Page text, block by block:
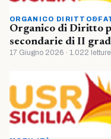
ORGANICO
Organico di Diritto
secondarie di II
17 Giugno 2026 · 1.022 letture